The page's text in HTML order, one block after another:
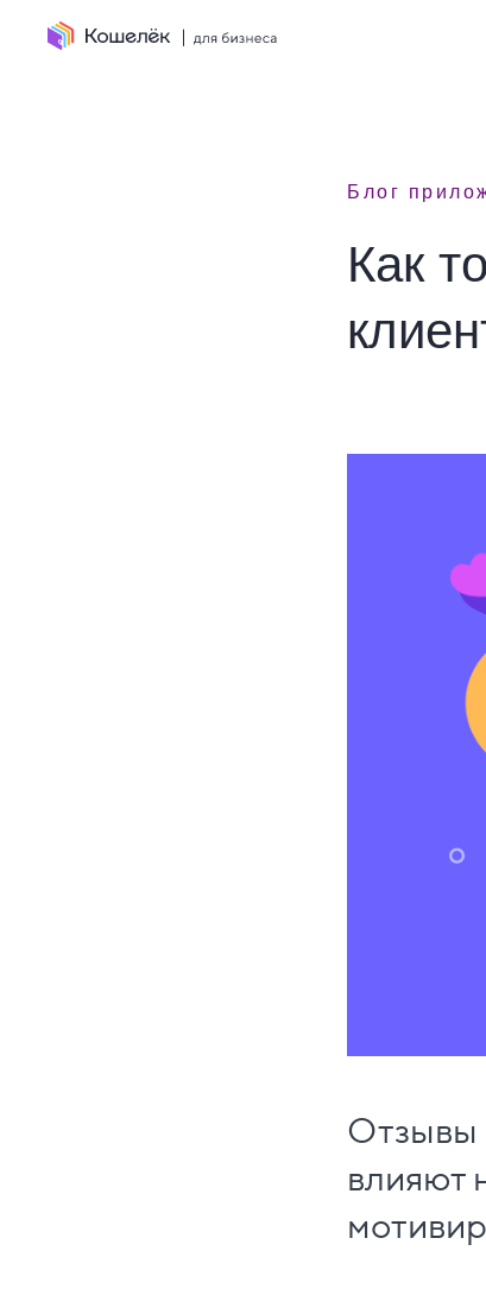
Блог
Как
Отзывы
влияют